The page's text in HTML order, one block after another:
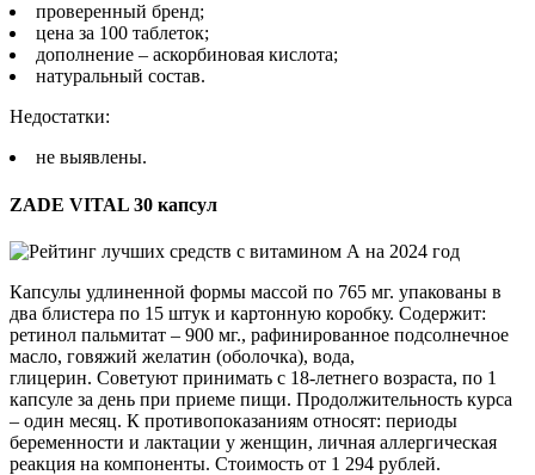
проверенный бренд;
цена за 100 таблеток;
дополнение – аскорбиновая кислота;
натуральный состав.
Недостатки:
не выявлены.
ZADE VITAL 30 капсул
Капсулы удлиненной формы массой по 765 мг. упакованы в
два блистера по 15 штук и картонную коробку. Содержит:
ретинол пальмитат – 900 мг., рафинированное подсолнечное
масло, говяжий желатин (оболочка), вода,
глицерин. Советуют принимать с 18-летнего возраста, по 1
капсуле за день при приеме пищи. Продолжительность курса
– один месяц. К противопоказаниям относят: периоды
беременности и лактации у женщин, личная аллергическая
реакция на компоненты. Стоимость от 1 294 рублей.